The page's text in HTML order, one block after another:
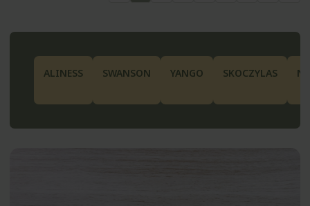
ALINESS SWANSON YANGO SKOCZYLAS